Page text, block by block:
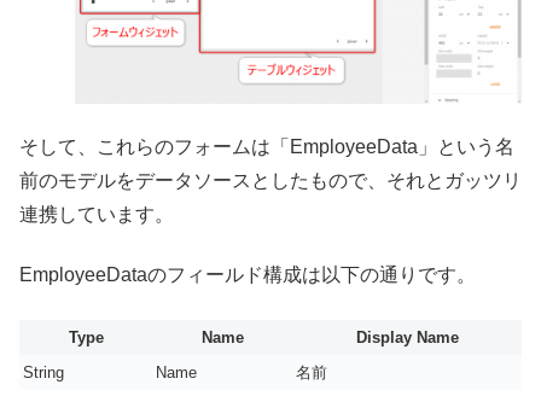
そして、これらのフォームは「EmployeeData」という名
前のモデルをデータソースとしたもので、それとガッツリ
連携しています。
EmployeeDataのフィールド構成は以下の通りです。
Type Name
Display Name
String
Name
名前